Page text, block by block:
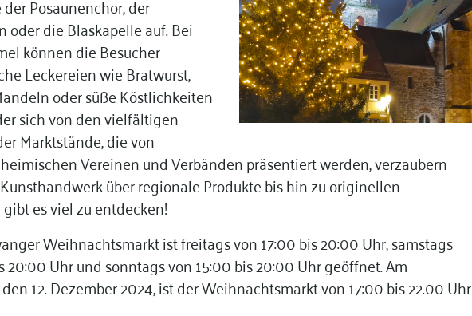
Posaunenchor, der
oder die Blaskapelle auf. Bei
können die Besucher
Leckereien wie Bratwurst,
oder süße Köstlichkeiten
sich von den vielfältigen
Marktstände, die von
Vereinen und Verbänden präsentiert werden, verzaubern
über regionale Produkte bis hin zu originellen
es viel zu entdecken!
Weihnachtsmarkt ist freitags von 17:00 bis 20:00 Uhr, samstags
20:00 Uhr und sonntags von 15:00 bis 20:00 Uhr geöffnet. Am
12. Dezember 2024, ist der Weihnachtsmarkt von 17:00 bis 22.00 Uhr